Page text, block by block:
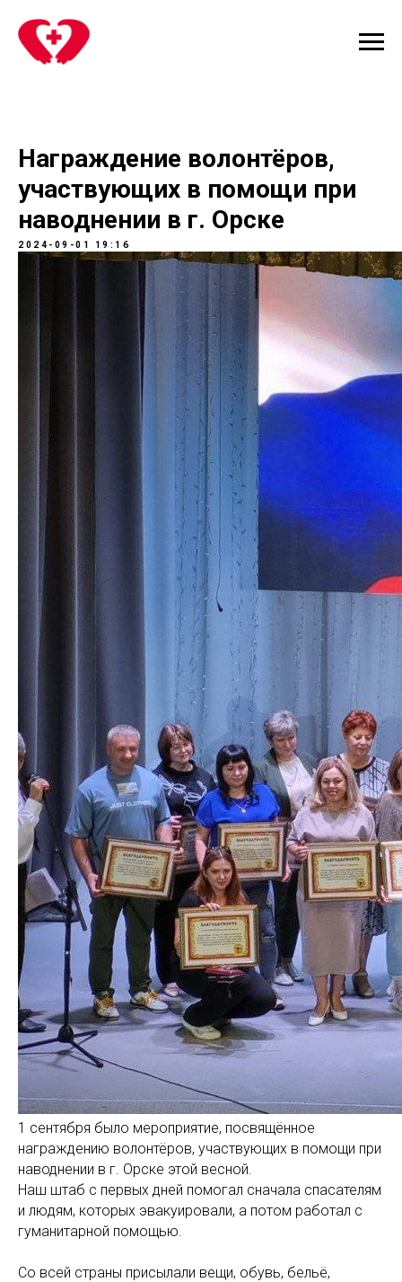
Награждение волонтёров,
участвующих в помощи при
наводнении в г. Орске
2024-09-01 19:16
1 сентября было мероприятие, посвящённое
награждению волонтёров, участвующих в помощи при
наводнении в г. Орске этой весной.
Наш штаб с первых дней помогал сначала спасателям
и людям, которых эвакуировали, а потом работал с
гуманитарной помощью.
Со всей страны присылали вещи, обувь, бельё,